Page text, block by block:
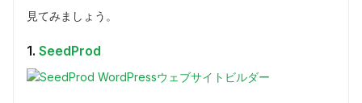
見てみましょう。
1. SeedProd